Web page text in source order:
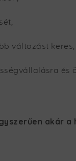
változást keres,
és
akár a